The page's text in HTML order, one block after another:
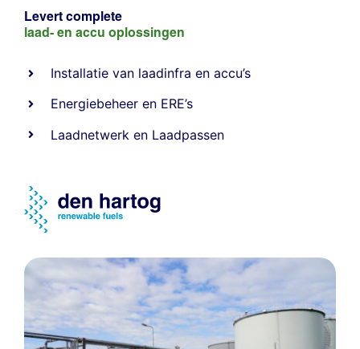
Levert complete
laad- en accu oplossingen
Installatie van laadinfra en accu’s
Energiebeheer en ERE’s
Laadnetwerk en Laadpassen